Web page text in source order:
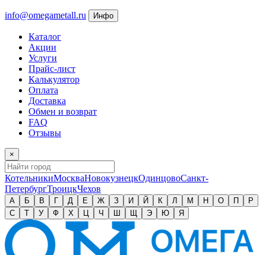
info@omegametall.ru Инфо
Каталог
Акции
Услуги
Прайс-лист
Калькулятор
Оплата
Доставка
Обмен и возврат
FAQ
Отзывы
×
КотельникиМоскваНовокузнецкОдинцовоСанкт-
ПетербургТроицкЧехов
А Б В Г Д Е Ж З И Й К Л М Н О П
Р
С
Т У Ф Х Ц Ч Ш Щ Э Ю Я